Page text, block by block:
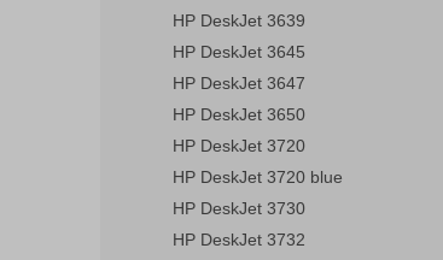
HP DeskJet 3639
HP DeskJet 3645
HP DeskJet 3647
HP DeskJet 3650
HP DeskJet 3720
HP DeskJet 3720 blue
HP DeskJet 3730
HP DeskJet 3732